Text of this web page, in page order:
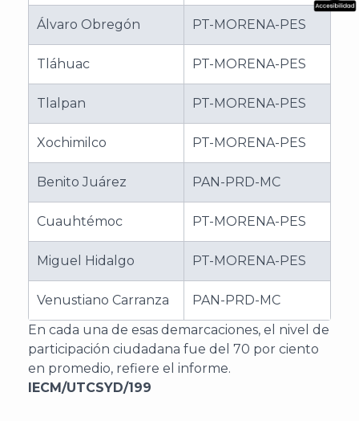
Álvaro Obregón PT-MORENA-PES
Tláhuac PT-MORENA-PES
Tlalpan PT-MORENA-PES
Xochimilco PT-MORENA-PES
Benito Juárez PAN-PRD-MC
Cuauhtémoc PT-MORENA-PES
Miguel Hidalgo PT-MORENA-PES
Venustiano Carranza
PAN-PRD-MC
En cada una de esas demarcaciones, el nivel de
participación ciudadana fue del 70 por ciento
en promedio, refiere el informe.
IECM/UTCSYD/199